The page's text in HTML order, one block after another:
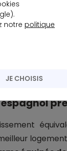
notre politique
JE CHOISIS